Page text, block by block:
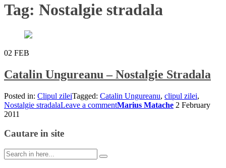
Tag: Nostalgie stradala
02 FEB
Catalin Ungureanu – Nostalgie Stradala
Posted in: Clipul zileiTagged: Catalin Ungureanu, clipul zilei,
Nostalgie stradalaLeave a commentMarius Matache 2 February
2011
Cautare in site
Search
for: